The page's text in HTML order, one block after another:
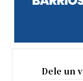
Dele un